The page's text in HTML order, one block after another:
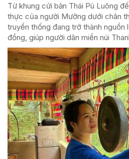
Từ khung cửi bản Thái Pù Luông
thực của người Mường dưới chân
truyền thống đang trở thành
đồng, giúp người dân miền núi